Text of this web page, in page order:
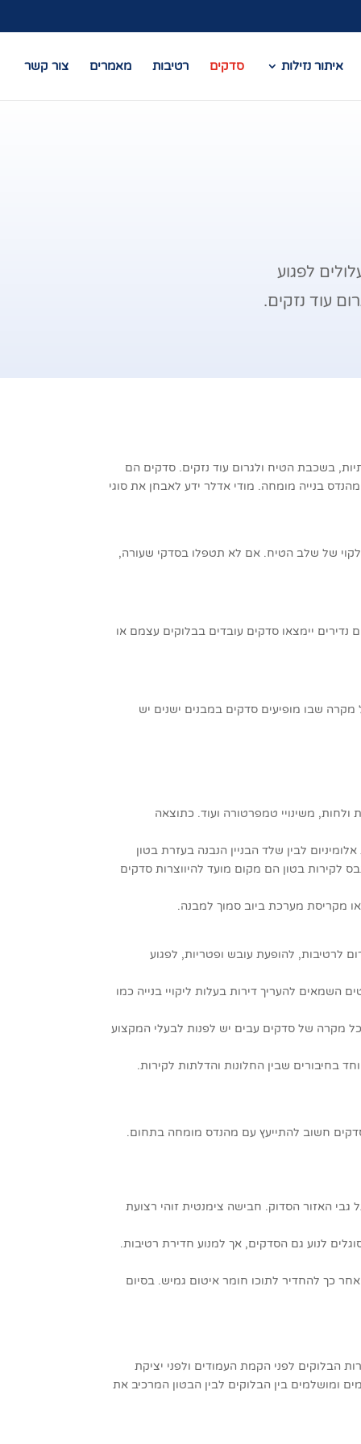
איתור נזילות סדקים רטיבות מאמרים צור קשר
לפגוע
עוד נזקים.
בשכבת הטיח ולגרום עוד נזקים. סדקים הם
בנייה מומחה. מודי אדלר ידע לאבחן את סוגי
לקוי של שלב הטיח. אם לא תטפלו בסדקי שעורה,
נדירים יימצאו סדקים עובדים בבלוקים עצמם או
מקרה שבו מופיעים סדקים במבנים ישנים יש
משינויי טמפרטורה ועוד. כתוצאה
לבין שלד הבניין הנבנה בעזרת בטון
לקירות בטון הם מקום מועד להיווצרות סדקים
מקריסת מערכת ביוב סמוך למבנה.
לרטיבות, להופעת עובש ופטריות, לפגוע
השמאים להעריך דירות בעלות ליקויי בנייה כמו
מקרה של סדקים עבים יש לפנות לבעלי המקצוע
בחיבורים שבין החלונות והדלתות לקירות.
סדקים חשוב להתייעץ עם מהנדס מומחה בתחום.
האזור הסדוק. חבישה צימנטית זוהי רצועת
לנוע גם הסדקים, אך למנוע חדירת רטיבות.
כך להחדיר לתוכו חומר איטום גמיש. בסיום
הבלוקים לפני הקמת העמודים ולפני יציקת
ומושלמים בין הבלוקים לבין הבטון המרכיב את